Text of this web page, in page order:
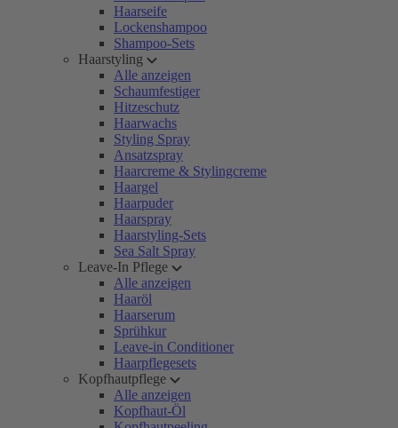
Haarseife
Lockenshampoo
Shampoo-Sets
Haarstyling
Alle anzeigen
Schaumfestiger
Hitzeschutz
Haarwachs
Styling Spray
Ansatzspray
Haarcreme & Stylingcreme
Haargel
Haarpuder
Haarspray
Haarstyling-Sets
Sea Salt Spray
Leave-In Pflege
Alle anzeigen
Haaröl
Haarserum
Sprühkur
Leave-in Conditioner
Haarpflegesets
Kopfhautpflege
Alle anzeigen
Kopfhaut-Öl